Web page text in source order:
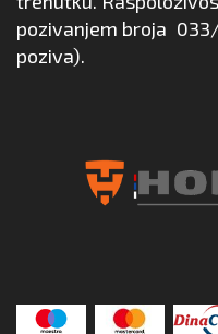
pozivanjem broja
poziva).